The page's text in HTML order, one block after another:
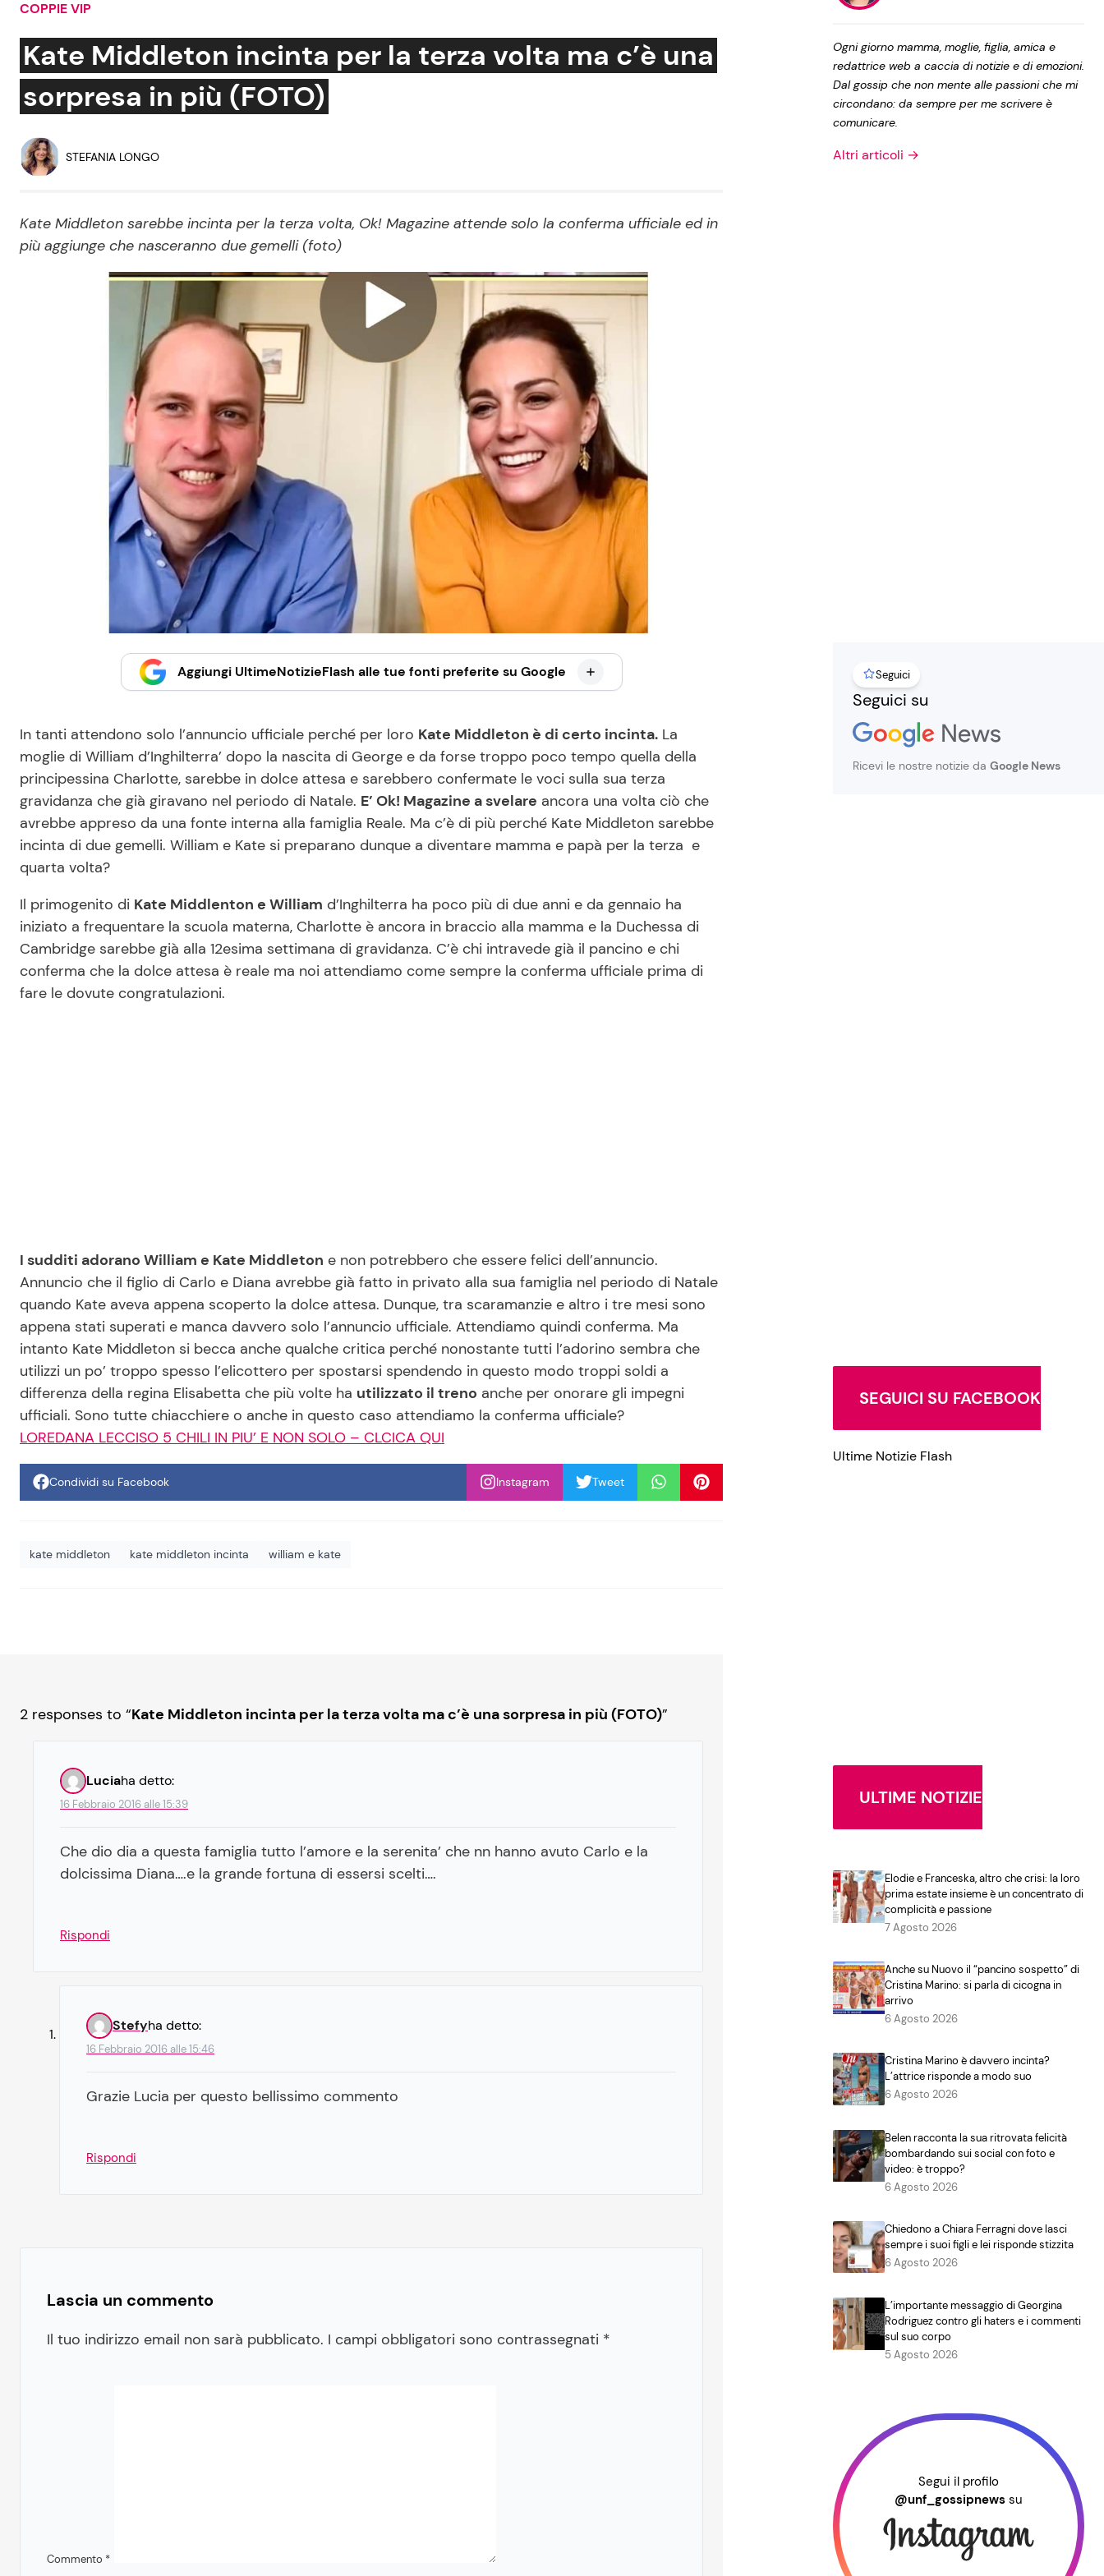
Social News
News dal mondo
Benessere
Mondo Mamma
News benessere
Salute
Festività
Le Ricette in TV
Ricette Facili e Veloci
Ricette Feste
Ricette per Bambini
Privacy Policy
COPPIE VIP
Kate Middleton incinta per la terza volta ma c’è una
sorpresa in più (FOTO)
STEFANIA LONGO
Kate Middleton sarebbe incinta per la terza volta, Ok! Magazine attende solo la conferma ufficiale ed in
più aggiunge che nasceranno due gemelli (foto)
Aggiungi UltimeNotizieFlash alle tue fonti preferite su Google
In tanti attendono solo l’annuncio ufficiale perché per loro Kate Middleton è di certo incinta. La
moglie di William d’Inghilterra’ dopo la nascita di George e da forse troppo poco tempo quella della
principessina Charlotte, sarebbe in dolce attesa e sarebbero confermate le voci sulla sua terza
gravidanza che già giravano nel periodo di Natale. E’ Ok! Magazine a svelare ancora una volta ciò che
avrebbe appreso da una fonte interna alla famiglia Reale. Ma c’è di più perché Kate Middleton sarebbe
incinta di due gemelli. William e Kate si preparano dunque a diventare mamma e papà per la terza e
quarta volta?
Il primogenito di Kate Middlenton e William d’Inghilterra ha poco più di due anni e da gennaio ha
iniziato a frequentare la scuola materna, Charlotte è ancora in braccio alla mamma e la Duchessa di
Cambridge sarebbe già alla 12esima settimana di gravidanza. C’è chi intravede già il pancino e chi
conferma che la dolce attesa è reale ma noi attendiamo come sempre la conferma ufficiale prima di
fare le dovute congratulazioni.
I sudditi adorano William e Kate Middleton e non potrebbero che essere felici dell’annuncio.
Annuncio che il figlio di Carlo e Diana avrebbe già fatto in privato alla sua famiglia nel periodo di Natale
quando Kate aveva appena scoperto la dolce attesa. Dunque, tra scaramanzie e altro i tre mesi sono
appena stati superati e manca davvero solo l’annuncio ufficiale. Attendiamo quindi conferma. Ma
intanto Kate Middleton si becca anche qualche critica perché nonostante tutti l’adorino sembra che
utilizzi un po’ troppo spesso l’elicottero per spostarsi spendendo in questo modo troppi soldi a
differenza della regina Elisabetta che più volte ha utilizzato il treno anche per onorare gli impegni
ufficiali. Sono tutte chiacchiere o anche in questo caso attendiamo la conferma ufficiale?
LOREDANA LECCISO 5 CHILI IN PIU’ E NON SOLO – CLCICA QUI
Condividi su Facebook Instagram Tweet
kate middleton kate middleton incinta william e kate
2 responses to “Kate Middleton incinta per la terza volta ma c’è una sorpresa in più (FOTO)”
Luciaha detto:
16 Febbraio 2016 alle 15:39
Che dio dia a questa famiglia tutto l’amore e la serenita’ che nn hanno avuto Carlo e la
dolcissima Diana….e la grande fortuna di essersi scelti….
Rispondi
Stefyha detto:
16 Febbraio 2016 alle 15:46
Grazie Lucia per questo bellissimo commento
Rispondi
Lascia un commento
Il tuo indirizzo email non sarà pubblicato. I campi obbligatori sono contrassegnati *
Commento *
Ogni giorno mamma, moglie, figlia, amica e
redattrice web a caccia di notizie e di emozioni.
Dal gossip che non mente alle passioni che mi
circondano: da sempre per me scrivere è
comunicare.
Altri articoli →
Seguici
Seguici su
Ricevi le nostre notizie da Google News
SEGUICI SU FACEBOOK
Ultime Notizie Flash
ULTIME NOTIZIE
Elodie e Franceska, altro che crisi: la loro
prima estate insieme è un concentrato di
complicità e passione
7 Agosto 2026
Anche su Nuovo il “pancino sospetto” di
Cristina Marino: si parla di cicogna in
arrivo
6 Agosto 2026
Cristina Marino è davvero incinta?
L’attrice risponde a modo suo
6 Agosto 2026
Belen racconta la sua ritrovata felicità
bombardando sui social con foto e
video: è troppo?
6 Agosto 2026
Chiedono a Chiara Ferragni dove lasci
sempre i suoi figli e lei risponde stizzita
6 Agosto 2026
L’importante messaggio di Georgina
Rodriguez contro gli haters e i commenti
sul suo corpo
5 Agosto 2026
Segui il profilo
@unf_gossipnews su